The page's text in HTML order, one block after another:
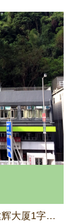
香港香港仔香港仔大道18-20号建辉大厦1字楼及地下E铺